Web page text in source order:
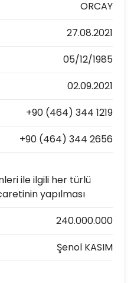
ORCAY
27.08.2021
05/12/1985
02.09.2021
+90 (464) 344 1219
+90 (464) 344 2656
ile ilgili her türlü
yapılması
240.000.000
Şenol KASIM